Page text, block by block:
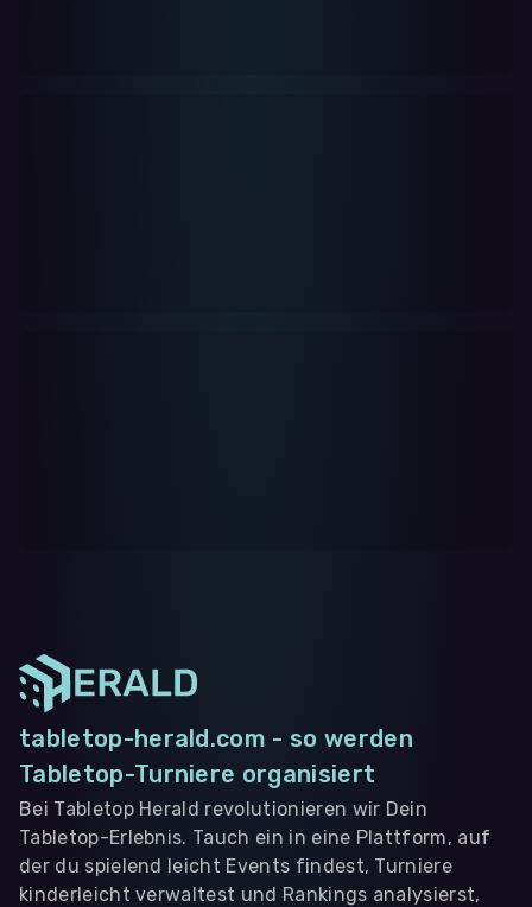
tabletop-herald.com - so werden
Tabletop-Turniere organisiert
Bei Tabletop Herald revolutionieren wir Dein
Tabletop-Erlebnis. Tauch ein in eine Plattform, auf
der du spielend leicht Events findest, Turniere
kinderleicht verwaltest und Rankings analysierst,